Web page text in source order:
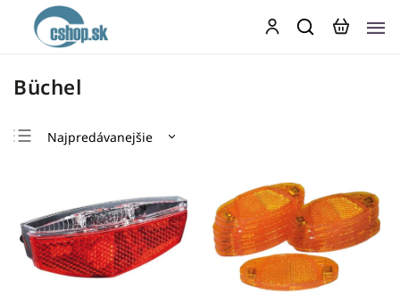
Büchel
Najpredávanejšie
Abecedne